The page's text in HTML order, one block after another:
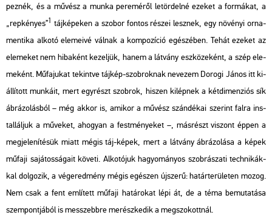
pez­nék, és a mű­vész a munka pe­re­mé­ről le­tör­del­né eze­ket a for­má­kat, a
„rep­ké­nyes”1 táj­ké­pe­ken a szo­bor fon­tos ré­szei lesz­nek, egy nö­vé­nyi or­na­
men­ti­ka al­ko­tó ele­me­i­vé vál­nak a kom­po­zí­ció egé­szé­ben. Tehát eze­ket az
ele­me­ket nem hi­ba­ként ke­zel­jük, hanem a lát­vány esz­kö­ze­ként, a szép ele­
me­ként. Mű­fa­ju­kat te­kint­ve táj­kép-szob­rok­nak ne­ve­zem Do­ro­gi János itt ki­
ál­lí­tott mun­ká­it, mert egy­részt szob­rok, hi­szen ki­lép­nek a két­di­men­zi­ós sík
áb­rá­zo­lás­ból – még akkor is, ami­kor a mű­vész szán­dé­kai sze­rint falra ins­
tal­lál­juk a mű­ve­ket, aho­gyan a fest­mé­nye­ket –, más­részt vi­szont éppen a
meg­je­le­ní­té­sük miatt mégis táj-képek, mert a lát­vány áb­rá­zo­lá­sa a képek
mű­fa­ji sa­já­tos­sá­ga­it kö­ve­ti. Al­ko­tó­juk ha­gyo­má­nyos szob­rá­sza­ti tech­ni­kák­
kal dol­go­zik, a vég­ered­mény mégis egé­szen új­sze­rű: ha­tár­te­rü­le­ten mozog.
Nem csak a fent em­lí­tett mű­fa­ji ha­tá­ro­kat lépi át, de a téma be­mu­ta­tá­sa
szem­pont­já­ból is messzebb­re me­rész­ke­dik a meg­szo­kott­nál.